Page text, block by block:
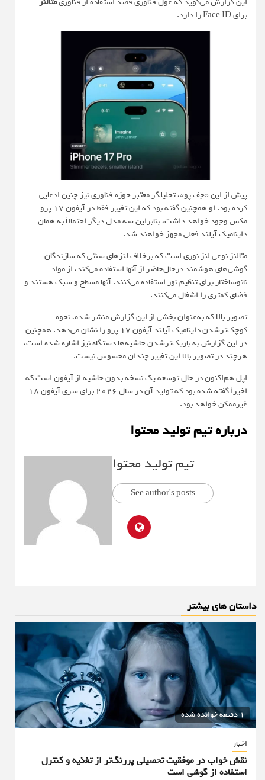
برای Face ID را دارد.
پیش از این «جف پو»، تحلیلگر معتبر حوزه فناوری نیز چنین ادعایی
کرده بود. او همچنین گفته بود که این تغییر فقط در آیفون 17 پرو
مکس وجود خواهد داشت، بنابراین سه مدل دیگر احتمالاً به همان
داینامیک آیلند فعلی مجهز خواهند شد.
متالنز نوعی لنز نوری است که برخلاف لنزهای سنتی که سازندگان
گوشی‌های هوشمند درحال‌حاضر از آنها استفاده می‌کند، از مواد
نانوساختار برای تنظیم نور استفاده می‌کنند. آنها مسطح و سبک هستند و
فضای کمتری را اشغال می‌کنند.
تصویر بالا که به‌عنوان بخشی از این گزارش منشر شده، نحوه
کوچک‌ترشدن داینامیک آیلند آیفون 17 پرو را نشان می‌دهد. همچنین
در این گزارش به باریک‌ترشدن حاشیه‌ها دستگاه نیز اشاره شده است،
هرچند در تصویر بالا این تغییر چندان محسوس نیست.
اپل هم‌اکنون در حال توسعه یک نسخه بدون حاشیه از آیفون است که
اخیراً گفته شده بود که تولید آن در سال 2026 برای سری آیفون 18
غیرممکن خواهد بود.
درباره تیم تولید محتوا
تیم تولید محتوا
See author's posts
داستان های بیشتر
1 دقیقه خوانده شده
اخبار
نقش خواب در موفقیت تحصیلی پررنگ‌تر از تغذیه و کنترل
استفاده از گوشی است